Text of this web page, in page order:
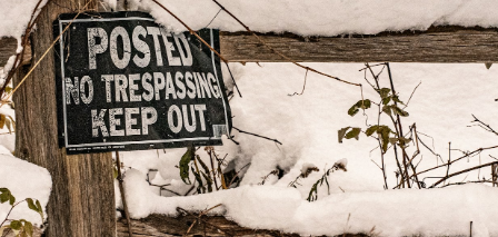
Giải đề thi từng câu
Lời khuyên
Giải đề thi
Academic words
HỌC THỬ